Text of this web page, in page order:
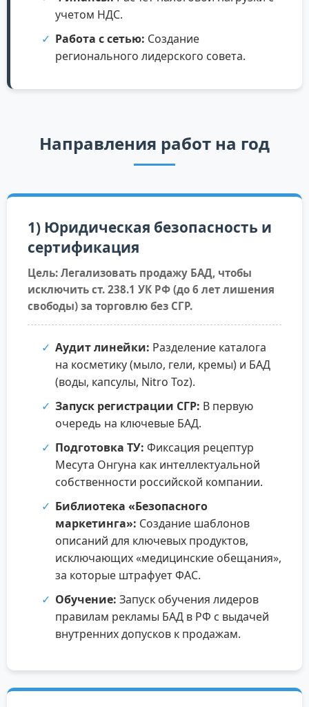
учетом НДС.
Работа с сетью: Создание
регионального лидерского совета.
Направления работ на год
1) Юридическая безопасность и
сертификация
Цель: Легализовать продажу БАД, чтобы
исключить ст. 238.1 УК РФ (до 6 лет лишения
свободы) за торговлю без СГР.
Аудит линейки: Разделение каталога
на косметику (мыло, гели, кремы) и БАД
(воды, капсулы, Nitro Toz).
Запуск регистрации СГР: В первую
очередь на ключевые БАД.
Подготовка ТУ: Фиксация рецептур
Месута Онгуна как интеллектуальной
собственности российской компании.
Библиотека «Безопасного
маркетинга»: Создание шаблонов
описаний для ключевых продуктов,
исключающих «медицинские обещания»,
за которые штрафует ФАС.
Обучение: Запуск обучения лидеров
правилам рекламы БАД в РФ с выдачей
внутренних допусков к продажам.